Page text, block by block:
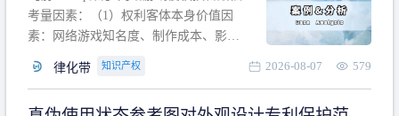
有的、在本专利申请日之
考量因素：（1）权利客体本身价值因
素：网络游戏知名度、制作成本、影响
利角度因素：被诉侵权游戏销售数量、
律化带 知识产权 2026-08-07 579